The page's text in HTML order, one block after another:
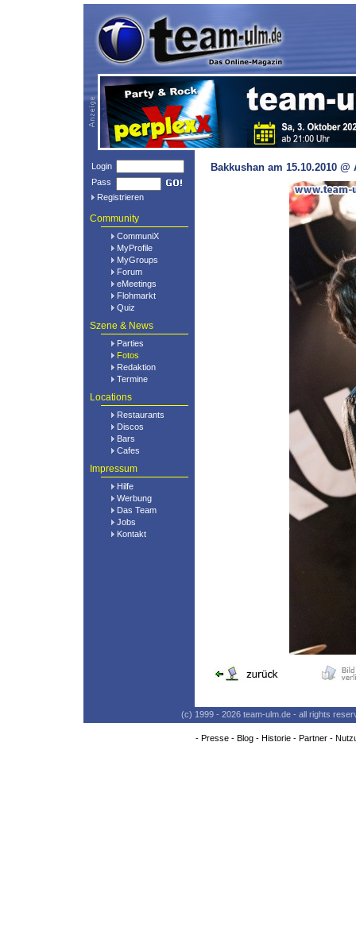
Login
Pass
Registrieren
Community
CommuniX
MyProfile
MyGroups
Forum
eMeetings
Flohmarkt
Quiz
Szene & News
Parties
Fotos
Redaktion
Termine
Locations
Restaurants
Discos
Bars
Cafes
Impressum
Hilfe
Werbung
Das Team
Jobs
Kontakt
Bakkushan am 15.10.2010
(c) 1999 - 2026 team-ulm.de - all rights
- Presse- Blog- Historie- Partner-